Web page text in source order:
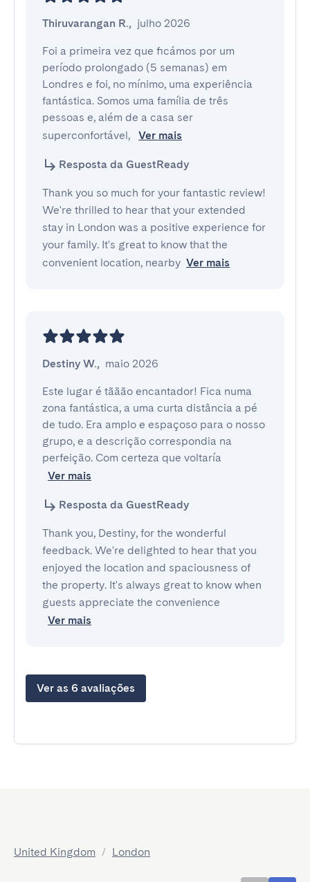
Thiruvarangan R., julho 2026
Foi a primeira vez que ficámos por um
período prolongado (5 semanas) em
Londres e foi, no mínimo, uma experiência
fantástica. Somos uma família de três
pessoas e, além de a casa ser
superconfortável,
Ver mais
Resposta da GuestReady
Thank you so much for your fantastic review!
We're thrilled to hear that your extended
stay in London was a positive experience for
your family. It's great to know that the
convenient location, nearby Ver mais
Destiny W., maio 2026
Este lugar é tããão encantador! Fica numa
zona fantástica, a uma curta distância a pé
de tudo. Era amplo e espaçoso para o nosso
grupo, e a descrição correspondia na
perfeição. Com certeza que voltaría
Ver mais
Resposta da GuestReady
Thank you, Destiny, for the wonderful
feedback. We're delighted to hear that you
enjoyed the location and spaciousness of
the property. It's always great to know when
guests appreciate the convenience
Ver mais
Ver as 6 avaliações
United Kingdom / London